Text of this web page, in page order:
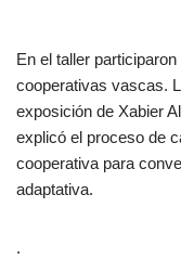
En el taller
cooperativas vascas.
exposición de Xabier
explicó el proceso de
cooperativa para
adaptativa.
.